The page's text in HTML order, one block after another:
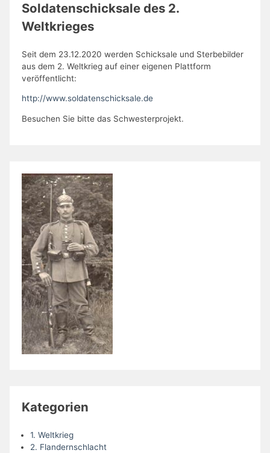
Soldatenschicksale des 2.
Weltkrieges
Seit dem 23.12.2020 werden Schicksale und Sterbebilder
aus dem 2. Weltkrieg auf einer eigenen Plattform
veröffentlicht:
http://www.soldatenschicksale.de
Besuchen Sie bitte das Schwesterprojekt.
Kategorien
1. Weltkrieg
2. Flandernschlacht